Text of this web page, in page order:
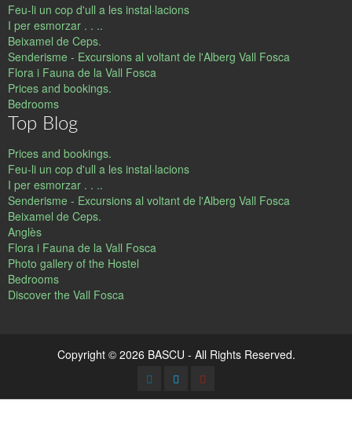
Feu-li un cop d'ull a les instal·lacions
I per esmorzar . . ..
Beixamel de Ceps.
Senderisme - Excursions al voltant de l'Alberg Vall Fosca
Flora i Fauna de la Vall Fosca
Prices and bookings.
Bedrooms
Top Blog
Prices and bookings.
Feu-li un cop d'ull a les instal·lacions
I per esmorzar . . ..
Senderisme - Excursions al voltant de l'Alberg Vall Fosca
Beixamel de Ceps.
Anglès
Flora i Fauna de la Vall Fosca
Photo gallery of the Hostel
Bedrooms
Discover the Vall Fosca
Copyright © 2026 BASCU - All Rights Reserved.